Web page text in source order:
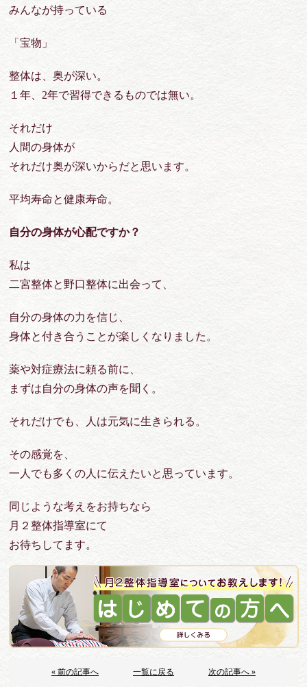
みんなが持っている
「宝物」
整体は、奥が深い。
１年、2年で習得できるものでは無い。
それだけ
人間の身体が
それだけ奥が深いからだと思います。
平均寿命と健康寿命。
自分の身体が心配ですか？
私は
二宮整体と野口整体に出会って、
自分の身体の力を信じ、
身体と付き合うことが楽しくなりました。
薬や対症療法に頼る前に、
まずは自分の身体の声を聞く。
それだけでも、人は元気に生きられる。
その感覚を、
一人でも多くの人に伝えたいと思っています。
同じような考えをお持ちなら
月２整体指導室にて
お待ちしてます。
« 前の記事へ 一覧に戻る 次の記事へ »